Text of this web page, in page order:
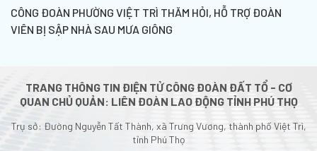
CÔNG ĐOÀN PHƯỜNG VIỆT TRÌ THĂM HỎI, HỖ TRỢ ĐOÀN
VIÊN BỊ SẬP NHÀ SAU MƯA GIÔNG
TRANG THÔNG TIN ĐIỆN TỬ CÔNG ĐOÀN ĐẤT TỔ - CƠ
QUAN CHỦ QUẢN: LIÊN ĐOÀN LAO ĐỘNG TỈNH PHÚ THỌ
Trụ sở: Đường Nguyễn Tất Thành, xã Trưng Vương, thành phố Việt Trì,
tỉnh Phú Thọ